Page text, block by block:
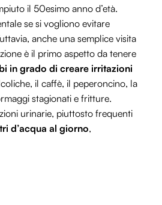
il 50esimo anno d’età.
se si vogliono evitare
anche una semplice visita
è il primo aspetto da tenere
in grado di creare irritazioni
il caffè, il peperoncino, la
stagionati e fritture.
urinarie, piuttosto frequenti
d’acqua al giorno,